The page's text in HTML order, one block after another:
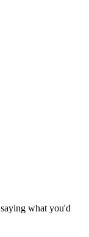
what you'd